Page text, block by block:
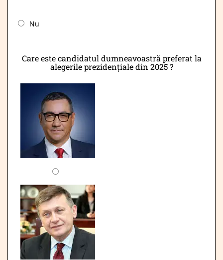
Nu
Care este candidatul dumneavoastră preferat la
alegerile prezidențiale din 2025 ?